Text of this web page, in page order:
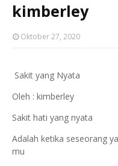
kimberley
Oktober 27, 2020
Sakit yang Nyata
Oleh : kimberley
Sakit hati yang nyata
Adalah ketika seseorang
mu